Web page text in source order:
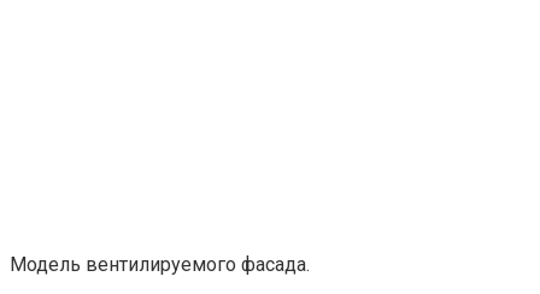
Модель вентилируемого фасада.